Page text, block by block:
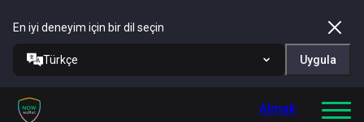
En iyi deneyim için bir dil seçin
Türkçe Uygula
Almak